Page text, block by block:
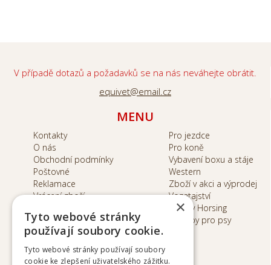
V případě dotazů a požadavků se na nás neváhejte obrátit.
equivet@email.cz
MENU
Kontakty
O nás
Obchodní podmínky
Poštovné
Reklamace
Vrácení zboží
Ochrana ososbních
údajů
Pro jezdce
Pro koně
Vybavení boxu a stáje
Western
Zboží v akci a výprodej
Vozatajství
Hobby Horsing
Potřeby pro psy
×
Tyto webové stránky
používají soubory cookie.
Tyto webové stránky používají soubory
cookie ke zlepšení uživatelského zážitku.